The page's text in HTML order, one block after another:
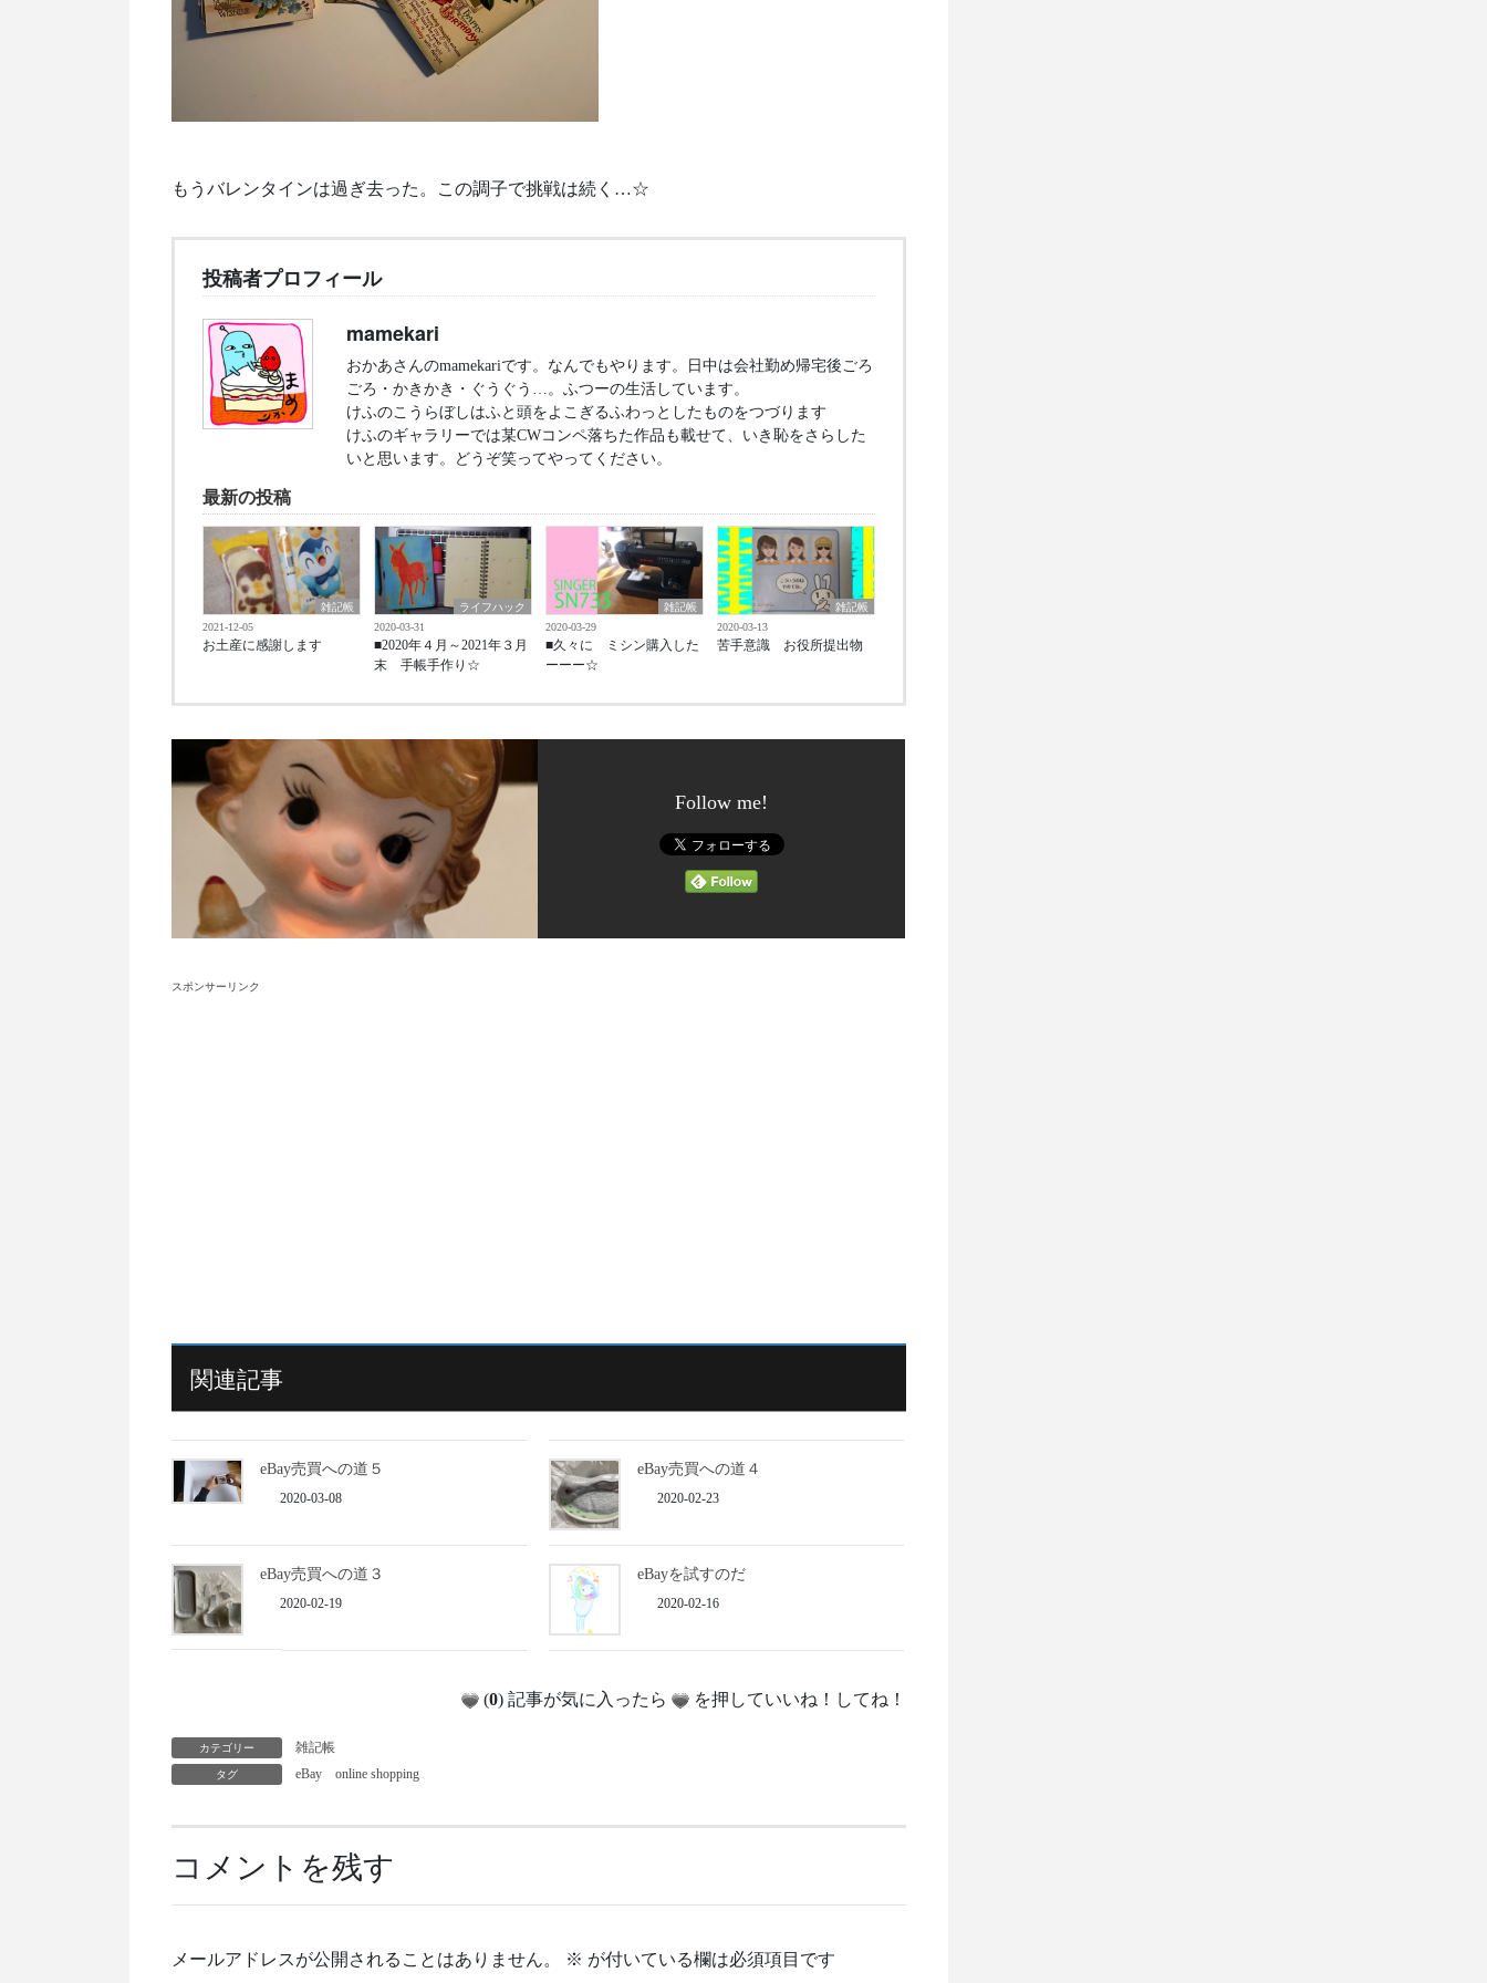
もうバレンタインは過ぎ去った。この調子で挑戦は続く…☆
投稿者プロフィール
mamekari
おかあさんのmamekariです。なんでもやります。日中は会社勤め帰宅後ごろ
ごろ・かきかき・ぐうぐう…。ふつーの生活しています。
けふのこうらぼしはふと頭をよこぎるふわっとしたものをつづります
けふのギャラリーでは某CWコンペ落ちた作品も載せて、いき恥をさらした
いと思います。どうぞ笑ってやってください。
最新の投稿
雑記帳
2021-12-05
お土産に感謝します
ライフハック
2020-03-31
■2020年４月～2021年３月
末 手帳手作り☆
雑記帳
2020-03-29
■久々に ミシン購入した
ーーー☆
雑記帳
2020-03-13
苦手意識 お役所提出物
Follow me!
スポンサーリンク
関連記事
eBay売買への道５
2020-03-08
eBay売買への道４
2020-02-23
eBay売買への道３
2020-02-19
eBayを試すのだ
2020-02-16
(0) 記事が気に入ったら を押していいね！してね！
カテゴリー
雑記帳
タグ
eBay online shopping
コメントを残す
メールアドレスが公開されることはありません。 ※ が付いている欄は必須項目です